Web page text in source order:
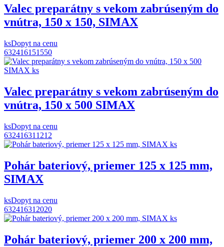
Valec preparátny s vekom zabrúseným do
vnútra, 150 x 150, SIMAX
ksDopyt na cenu
632416151550
Valec preparátny s vekom zabrúseným do
vnútra, 150 x 500 SIMAX
ksDopyt na cenu
632416311212
Pohár bateriový, priemer 125 x 125 mm,
SIMAX
ksDopyt na cenu
632416312020
Pohár bateriový, priemer 200 x 200 mm,